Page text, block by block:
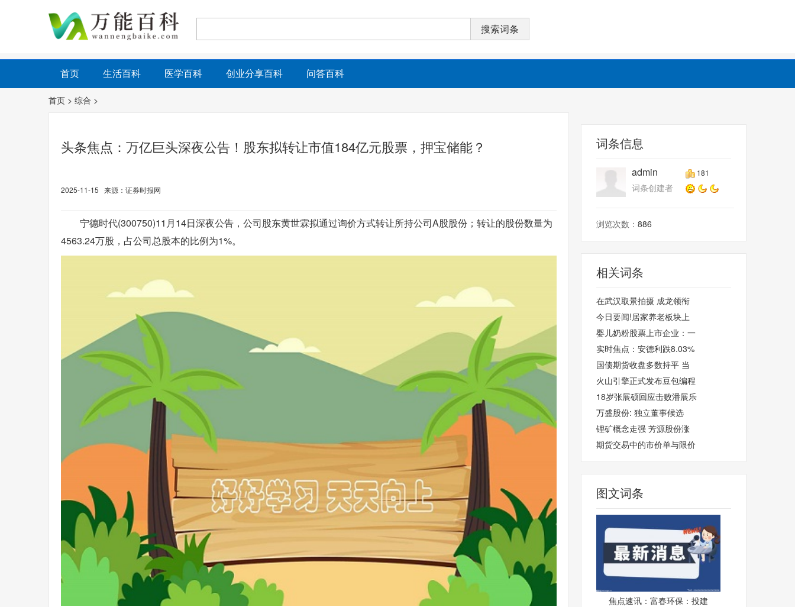
首页 生活百科 医学百科 创业分享百科 问答百科
首页 > 综合 >
头条焦点：万亿巨头深夜公告！股东拟转让市值184亿元股票，押宝储能？
2025-11-15 来源：证券时报网
宁德时代(300750)11月14日深夜公告，公司股东黄世霖拟通过询价方式转让所持公司A股股份；转让的股份数量为
4563.24万股，占公司总股本的比例为1%。
词条信息
admin 181
词条创建者
浏览次数： 886
相关词条
在武汉取景拍摄 成龙领衔
今日要闻!居家养老板块上
婴儿奶粉股票上市企业：一
实时焦点：安德利跌8.03%
国债期货收盘多数持平 当
火山引擎正式发布豆包编程
18岁张展硕回应击败潘展乐
万盛股份: 独立董事候选
锂矿概念走强 芳源股份涨
期货交易中的市价单与限价
图文词条
焦点速讯：富春环保：投建